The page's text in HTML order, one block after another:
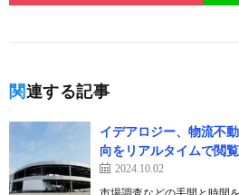
関連する記事
イデアロジー、物流不
向をリアルタイムで閲
2024.10.02